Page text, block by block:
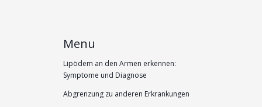
Menu
Lipödem an den Armen erkennen:
Symptome und Diagnose
Abgrenzung zu anderen Erkrankungen